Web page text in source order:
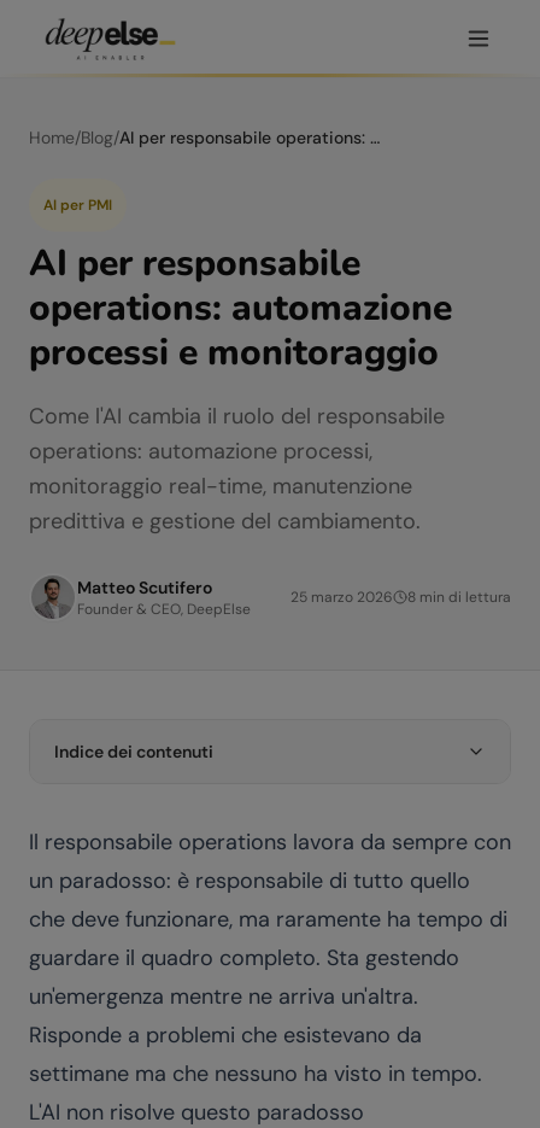
Home/Blog/ AI per responsabile operations: automazione processi e monitoraggio
AI per PMI
AI per responsabile
operations: automazione
processi e monitoraggio
Come l'AI cambia il ruolo del responsabile
operations: automazione processi,
monitoraggio real-time, manutenzione
predittiva e gestione del cambiamento.
Matteo Scutifero
Founder & CEO, DeepElse
25 marzo 2026 8 min di lettura
Indice dei contenuti
Il responsabile operations lavora da sempre con
un paradosso: è responsabile di tutto quello
che deve funzionare, ma raramente ha tempo di
guardare il quadro completo. Sta gestendo
un'emergenza mentre ne arriva un'altra.
Risponde a problemi che esistevano da
settimane ma che nessuno ha visto in tempo.
L'AI non risolve questo paradosso